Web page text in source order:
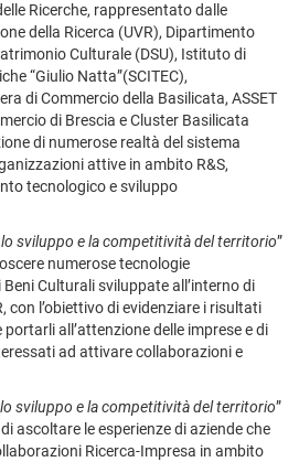
Ricerche, rappresentato dalle
della Ricerca (UVR), Dipartimento
Culturale (DSU), Istituto di
“Giulio Natta”(SCITEC),
di Commercio della Basilicata, ASSET
di Brescia e Cluster Basilicata
di numerose realtà del sistema
attive in ambito R&S,
tecnologico e sviluppo
sviluppo e la competitività del territorio”
numerose tecnologie
Beni Culturali sviluppate all’interno di
con l’obiettivo di evidenziare i risultati
all’attenzione delle imprese e di
ad attivare collaborazioni e
sviluppo e la competitività del territorio”
ascoltare le esperienze di aziende che
Ricerca-Impresa in ambito